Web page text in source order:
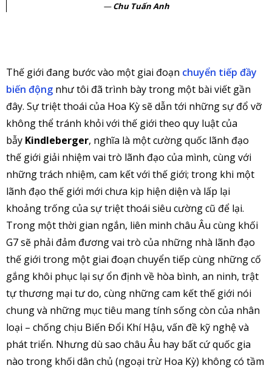
Chu Tuấn Anh
Thế giới đang bước vào một giai đoạn chuyển tiếp đầy
biến động như tôi đã trình bày trong một bài viết gần
đây. Sự triệt thoái của Hoa Kỳ sẽ dẫn tới những sự đổ vỡ
không thể tránh khỏi với thế giới theo quy luật của
bẫy Kindleberger, nghĩa là một cường quốc lãnh đạo
thế giới giải nhiệm vai trò lãnh đạo của mình, cùng với
những trách nhiệm, cam kết với thế giới; trong khi một
lãnh đạo thế giới mới chưa kịp hiện diện và lấp lại
khoảng trống của sự triệt thoái siêu cường cũ để lại.
Trong một thời gian ngắn, liên minh châu Âu cùng khối
G7 sẽ phải đảm đương vai trò của những nhà lãnh đạo
thế giới trong một giai đoạn chuyển tiếp cùng những cố
gắng khôi phục lại sự ổn định về hòa bình, an ninh, trật
tự thương mại tư do, cùng những cam kết thế giới nói
chung và những mục tiêu mang tính sống còn của nhân
loại – chống chịu Biến Đổi Khí Hậu, vấn đề kỹ nghệ và
phát triển. Nhưng dù sao châu Âu hay bất cứ quốc gia
nào trong khối dân chủ (ngoại trừ Hoa Kỳ) không có tầm